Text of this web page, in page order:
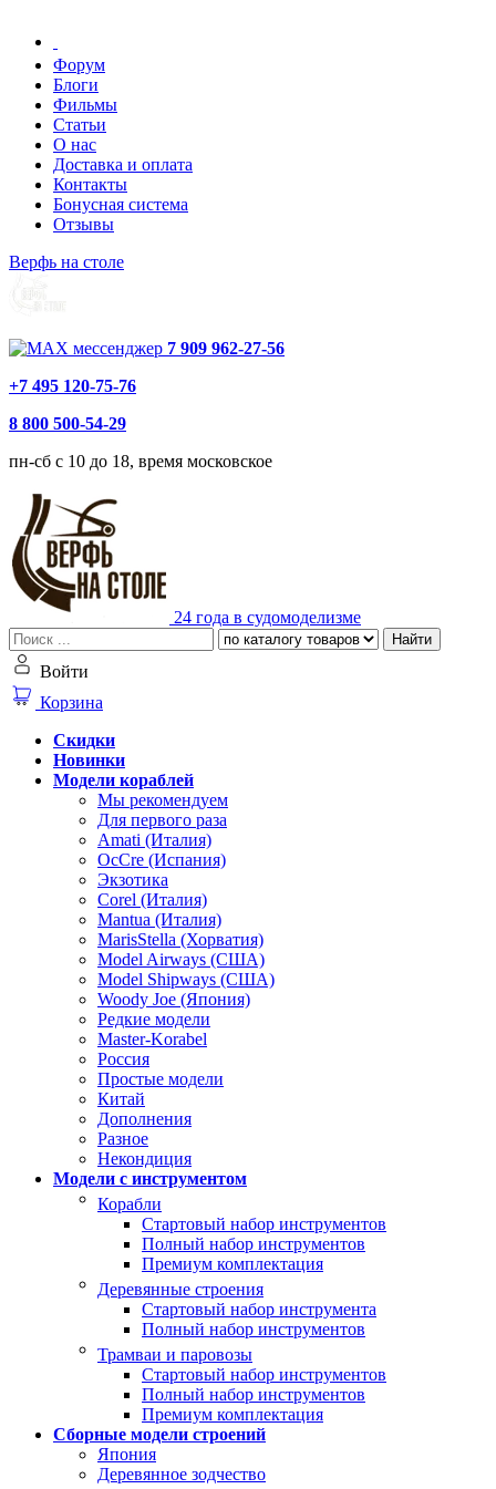
Форум
Блоги
Фильмы
Статьи
О нас
Доставка и оплата
Контакты
Бонусная система
Отзывы
Верфь на столе
7 909 962-27-56
+7 495 120-75-76
8 800 500-54-29
пн-сб с 10 до 18, время московское
24 года в судомоделизме
Найти
Войти
Корзина
Скидки
Новинки
Модели кораблей
Мы рекомендуем
Для первого раза
Amati (Италия)
OcCre (Испания)
Экзотика
Corel (Италия)
Mantua (Италия)
MarisStella (Хорватия)
Model Airways (США)
Model Shipways (США)
Woody Joe (Япония)
Редкие модели
Master-Korabel
Россия
Простые модели
Китай
Дополнения
Разное
Некондиция
Модели с инструментом
Корабли
Стартовый набор инструментов
Полный набор инструментов
Премиум комплектация
Деревянные строения
Стартовый набор инструмента
Полный набор инструментов
Трамваи и паровозы
Стартовый набор инструментов
Полный набор инструментов
Премиум комплектация
Сборные модели строений
Япония
Деревянное зодчество